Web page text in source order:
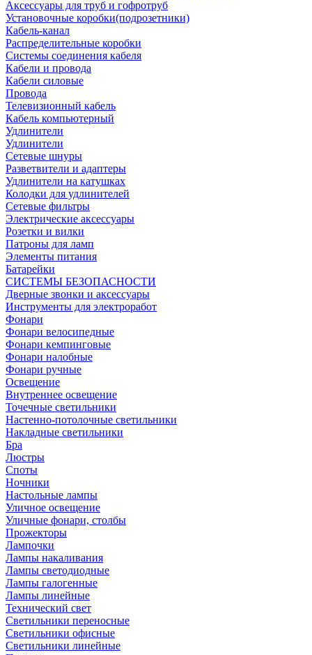
Аксессуары для труб и гофротруб
Установочные коробки(подрозетники)
Кабель-канал
Распределительные коробки
Системы соединения кабеля
Кабели и провода
Кабели силовые
Провода
Телевизионный кабель
Кабель компьютерный
Удлинители
Удлинители
Сетевые шнуры
Разветвители и адаптеры
Удлинители на катушках
Колодки для удлинителей
Сетевые фильтры
Электрические аксессуары
Розетки и вилки
Патроны для ламп
Элементы питания
Батарейки
СИСТЕМЫ БЕЗОПАСНОСТИ
Дверные звонки и аксессуары
Инструменты для электроработ
Фонари
Фонари велосипедные
Фонари кемпинговые
Фонари налобные
Фонари ручные
Освещение
Внутреннее освещение
Точечные светильники
Настенно-потолочные светильники
Накладные светильники
Бра
Люстры
Споты
Ночники
Настольные лампы
Уличное освещение
Уличные фонари, столбы
Прожекторы
Лампочки
Лампы накаливания
Лампы светодиодные
Лампы галогенные
Лампы линейные
Технический свет
Светильники переносные
Светильники офисные
Светильники линейные